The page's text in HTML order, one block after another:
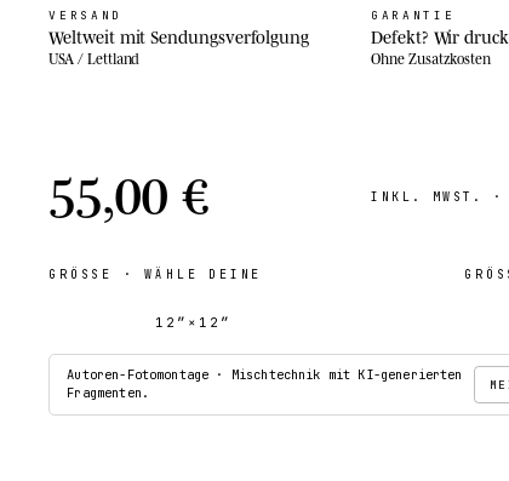
VERSAND
Weltweit mit Sendungsverfolgung
USA / Lettland
GARANTIE
Defekt? Wir
Ohne Zusatzkosten
55,00 € INKL. MWST. ·
GRÖSSE · WÄHLE DEINE
12″×12″
Autoren-Fotomontage · Mischtechnik mit KI-generierten
Fragmenten.